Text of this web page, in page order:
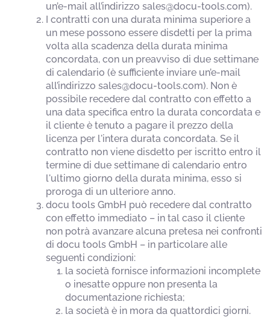
un’e-mail all’indirizzo sales@docu-tools.com).
I contratti con una durata minima superiore a
un mese possono essere disdetti per la prima
volta alla scadenza della durata minima
concordata, con un preavviso di due settimane
di calendario (è sufficiente inviare un’e-mail
all’indirizzo sales@docu-tools.com). Non è
possibile recedere dal contratto con effetto a
una data specifica entro la durata concordata e
il cliente è tenuto a pagare il prezzo della
licenza per l'intera durata concordata. Se il
contratto non viene disdetto per iscritto entro il
termine di due settimane di calendario entro
l'ultimo giorno della durata minima, esso si
proroga di un ulteriore anno.
docu tools GmbH può recedere dal contratto
con effetto immediato – in tal caso il cliente
non potrà avanzare alcuna pretesa nei confronti
di docu tools GmbH – in particolare alle
seguenti condizioni:
la società fornisce informazioni incomplete
o inesatte oppure non presenta la
documentazione richiesta;
la società è in mora da quattordici giorni.